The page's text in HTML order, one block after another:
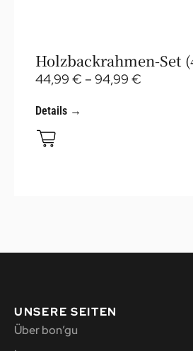
Holzbackrahmen-Set
44,99 € – 94,99 €
Details →
UNSERE SEITEN
Über bon’gu